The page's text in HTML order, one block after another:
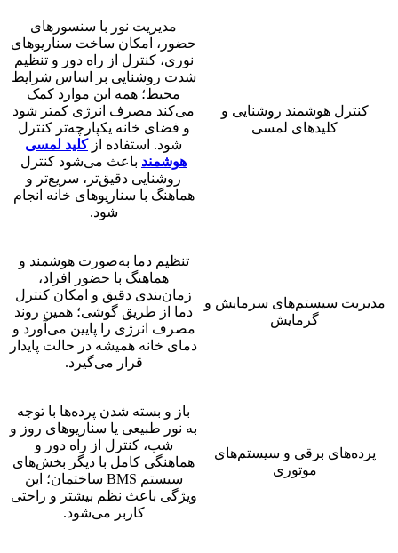
کنترل هوشمند روشنایی و
کلیدهای لمسی
مدیریت نور با سنسورهای
حضور، امکان ساخت سناریوهای
نوری، کنترل از راه دور و تنظیم
شدت روشنایی بر اساس شرایط
محیط؛ همه این موارد کمک
می‌کند مصرف انرژی کمتر شود
و فضای خانه یکپارچه‌تر کنترل
شود. استفاده ازکلید لمسی
هوشمند باعث می‌شود کنترل
روشنایی دقیق‌تر، سریع‌تر و
هماهنگ با سناریوهای خانه انجام
شود.
مدیریت سیستم‌های سرمایش و
گرمایش
تنظیم دما به‌صورت هوشمند و
هماهنگ با حضور افراد،
زمان‌بندی دقیق و امکان کنترل
دما از طریق گوشی؛ همین روند
مصرف انرژی را پایین می‌آورد و
دمای خانه همیشه در حالت پایدار
قرار می‌گیرد.
پرده‌های برقی و سیستم‌های
موتوری
باز و بسته شدن پرده‌ها با توجه
به نور طبیعی یا سناریوهای روز و
شب، کنترل از راه دور و
هماهنگی کامل با دیگر بخش‌های
سیستم BMS ساختمان؛ این
ویژگی باعث نظم بیشتر و راحتی
کاربر می‌شود.